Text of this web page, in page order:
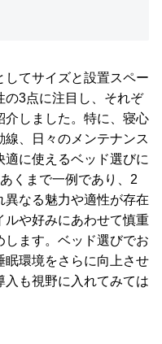
てサイズと設置スペー
の3点に注目し、それぞ
介しました。特に、寝心
、日々のメンテナンス
に使えるベッド選びに
くまで一例であり、2
なる魅力や適性が存在
ルや好みにあわせて慎重
します。ベッド選びでお
眠環境をさらに向上させ
入も視野に入れてみては